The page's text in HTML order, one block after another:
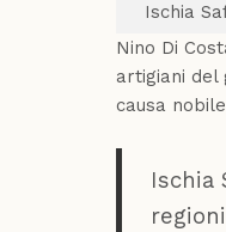
Ischia
Nino Di
artigiani del
causa
Ischia
regioni